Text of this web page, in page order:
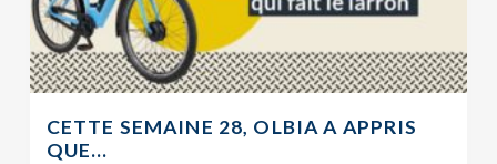
CETTE SEMAINE 28, OLBIA A APPRIS
QUE…